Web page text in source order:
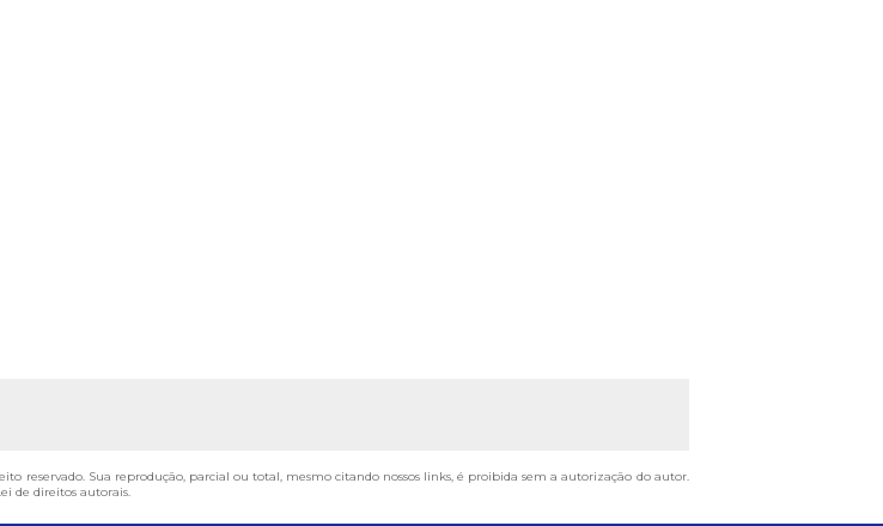
reservado. Sua reprodução, parcial ou total, mesmo citando nossos links, é proibida sem a autorização do autor.
de direitos autorais.